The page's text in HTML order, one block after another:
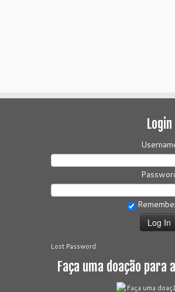
Login
Lost Password
Faça uma doação para